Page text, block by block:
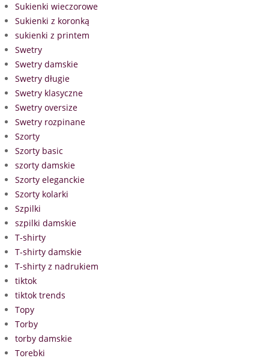
Sukienki wieczorowe
Sukienki z koronką
sukienki z printem
Swetry
Swetry damskie
Swetry długie
Swetry klasyczne
Swetry oversize
Swetry rozpinane
Szorty
Szorty basic
szorty damskie
Szorty eleganckie
Szorty kolarki
Szpilki
szpilki damskie
T-shirty
T-shirty damskie
T-shirty z nadrukiem
tiktok
tiktok trends
Topy
Torby
torby damskie
Torebki